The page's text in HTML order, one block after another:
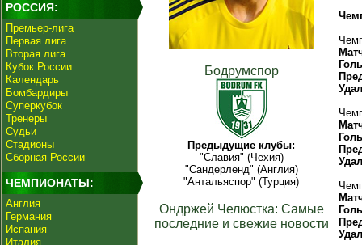
РОССИЯ:
Премьер-лига
Первая лига
Вторая лига
Кубок России
Календарь
Бомбардиры
Суперкубок
Тренеры
Судьи
Стадионы
Сборная России
ЧЕМПИОНАТЫ:
Англия
Германия
Испания
Италия
Бодрумспор
Предыдущие клубы:
"Славия" (Чехия)
"Сандерленд" (Англия)
"Антальяспор" (Турция)
Ондржей Челюстка: Самые
последние и свежие новости